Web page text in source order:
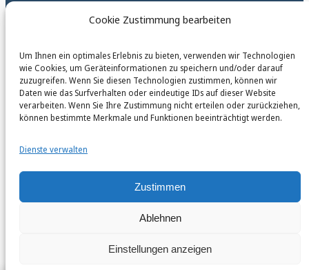
Cookie Zustimmung bearbeiten
Um Ihnen ein optimales Erlebnis zu bieten, verwenden wir Technologien
wie Cookies, um Geräteinformationen zu speichern und/oder darauf
zuzugreifen. Wenn Sie diesen Technologien zustimmen, können wir
Daten wie das Surfverhalten oder eindeutige IDs auf dieser Website
verarbeiten. Wenn Sie Ihre Zustimmung nicht erteilen oder zurückziehen,
können bestimmte Merkmale und Funktionen beeinträchtigt werden.
Dienste verwalten
Zustimmen
Ablehnen
Einstellungen anzeigen
karinfischerverlag_ac
@karinfischerverlag_ac
Follow